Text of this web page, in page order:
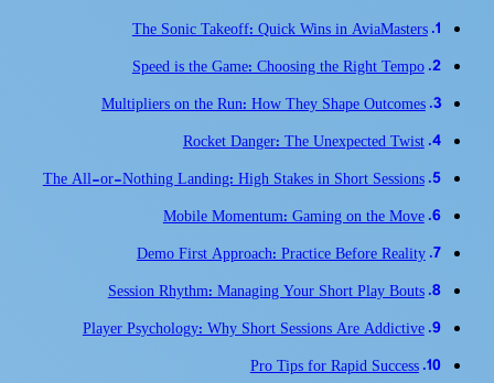
The Sonic Takeoff: Quick Wins in AviaMasters
Speed is the Game: Choosing the Right Tempo
Multipliers on the Run: How They Shape Outcomes
Rocket Danger: The Unexpected Twist
The All-or-Nothing Landing: High Stakes in Short Sessions
Mobile Momentum: Gaming on the Move
Demo First Approach: Practice Before Reality
Session Rhythm: Managing Your Short Play Bouts
Player Psychology: Why Short Sessions Are Addictive
Pro Tips for Rapid Success